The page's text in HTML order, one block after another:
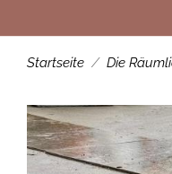
Startseite Die